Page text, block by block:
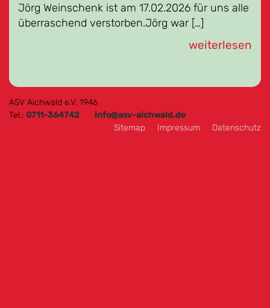
Jörg Weinschenk ist am 17.02.2026 für uns alle
überraschend verstorben.Jörg war […]
weiterlesen
ASV Aichwald e.V. 1946
Tel.: 0711-364742
info@asv-aichwald.de
Sitemap
Impressum Datenschutz